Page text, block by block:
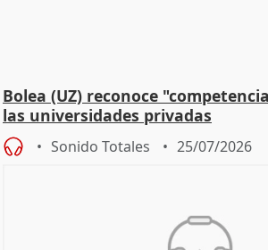
Bolea (UZ) reconoce
las universidades privadas
Sonido Totales 25/07/2026